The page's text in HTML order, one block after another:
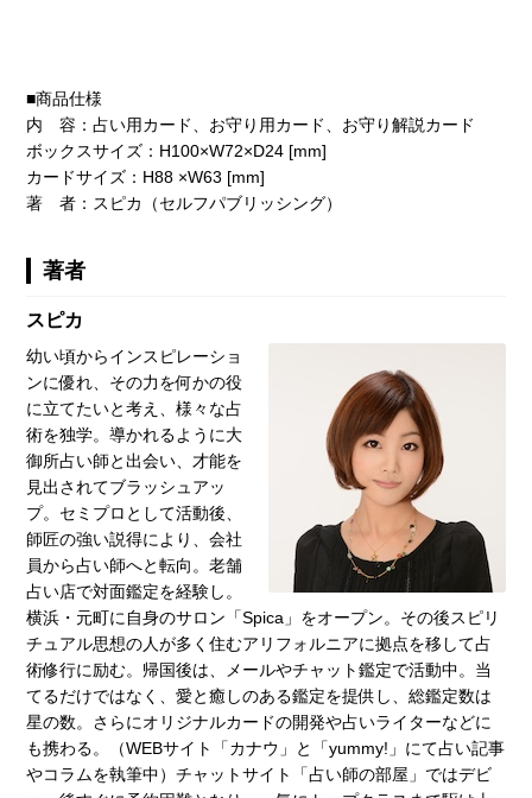
■商品仕様
内 容：占い用カード、お守り用カード、お守り解説カード
ボックスサイズ：H100×W72×D24 [mm]
カードサイズ：H88 ×W63 [mm]
著 者：スピカ（セルフパブリッシング）
著者
スピカ
幼い頃からインスピレーショ
ンに優れ、その力を何かの役
に立てたいと考え、様々な占
術を独学。導かれるように大
御所占い師と出会い、才能を
見出されてブラッシュアッ
プ。セミプロとして活動後、
師匠の強い説得により、会社
員から占い師へと転向。老舗
占い店で対面鑑定を経験し。
横浜・元町に自身のサロン「Spica」をオープン。その後スピリ
チュアル思想の人が多く住むアリフォルニアに拠点を移して占
術修行に励む。帰国後は、メールやチャット鑑定で活動中。当
てるだけではなく、愛と癒しのある鑑定を提供し、総鑑定数は
星の数。さらにオリジナルカードの開発や占いライターなどに
も携わる。（WEBサイト「カナウ」と「yummy!」にて占い記事
やコラムを執筆中）チャットサイト「占い師の部屋」ではデビ